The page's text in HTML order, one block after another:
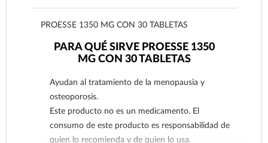
PROESSE 1350 MG CON 30 TABLETAS
PARA QUÉ SIRVE PROESSE 1350
MG CON 30 TABLETAS
Ayudan al tratamiento de la menopausia y
osteoporosis.
Este producto no es un medicamento. El
consumo de este producto es responsabilidad de
quien lo recomienda y de quien lo usa.